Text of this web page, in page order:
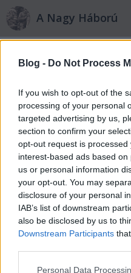
Blog - Do Not Process
If you wish to opt-out of the
processing of your personal
targeted advertising by us,
section to confirm your
opt-out request is
interest-based ads based
us or personal information
your opt-out. You may
disclosure of your personal
IAB’s list of downstream
also be disclosed by us to
Downstream Participants
Please note that this
Personal Data
A Nagy Háború
Nagy Háború szerkesztőség•2010.
Az itt következő úti
olvasónk osztja meg
Isonzó vidékén
tapasztalatait. Eredeti
Végy egy elszánt apa-fiú
még kevesebb
A